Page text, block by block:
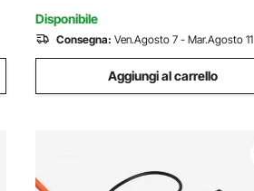
Tombini
Disponibile
Consegna: Ven.Agosto 7 - Mar.Agosto 11
Aggiungi al carrello